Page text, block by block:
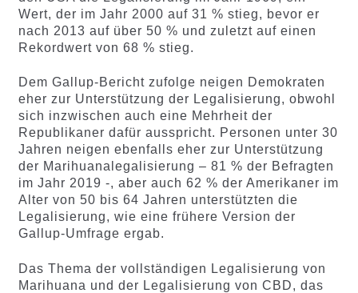
Wert, der im Jahr 2000 auf 31 % stieg, bevor er
nach 2013 auf über 50 % und zuletzt auf einen
Rekordwert von 68 % stieg.
Dem Gallup-Bericht zufolge neigen Demokraten
eher zur Unterstützung der Legalisierung, obwohl
sich inzwischen auch eine Mehrheit der
Republikaner dafür ausspricht. Personen unter 30
Jahren neigen ebenfalls eher zur Unterstützung
der Marihuanalegalisierung – 81 % der Befragten
im Jahr 2019 -, aber auch 62 % der Amerikaner im
Alter von 50 bis 64 Jahren unterstützten die
Legalisierung, wie eine frühere Version der
Gallup-Umfrage ergab.
Das Thema der vollständigen Legalisierung von
Marihuana und der Legalisierung von CBD, das